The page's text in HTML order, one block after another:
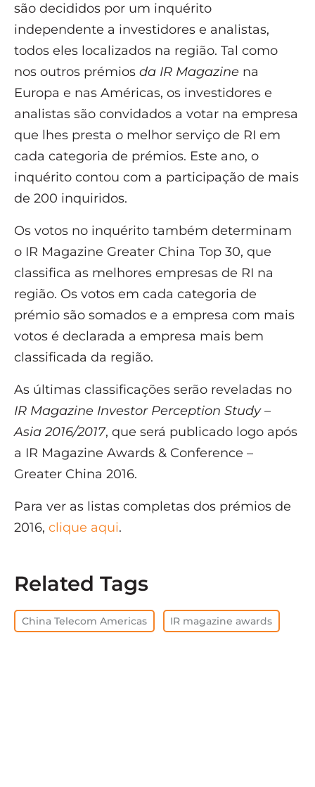
são decididos por um inquérito
independente a investidores e analistas,
todos eles localizados na região. Tal como
nos outros prémios da IR Magazine na
Europa e nas Américas, os investidores e
analistas são convidados a votar na empresa
que lhes presta o melhor serviço de RI em
cada categoria de prémios. Este ano, o
inquérito contou com a participação de mais
de 200 inquiridos.
Os votos no inquérito também determinam
o IR Magazine Greater China Top 30, que
classifica as melhores empresas de RI na
região. Os votos em cada categoria de
prémio são somados e a empresa com mais
votos é declarada a empresa mais bem
classificada da região.
As últimas classificações serão reveladas no
IR Magazine Investor Perception Study –
Asia 2016/2017, que será publicado logo após
a IR Magazine Awards & Conference –
Greater China 2016.
Para ver as listas completas dos prémios de
2016, clique aqui.
Related Tags
China Telecom Americas IR magazine awards